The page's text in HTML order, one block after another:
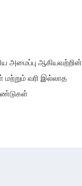
அமைப்பு ஆகியவற்றின்
வரி இல்லாத